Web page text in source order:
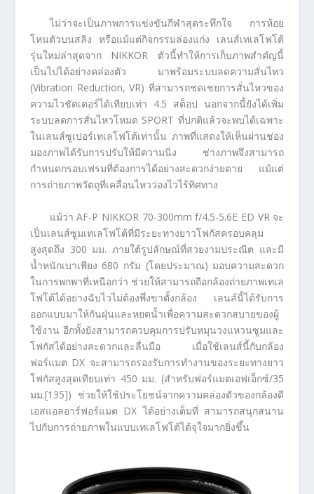
ไม่ว่าจะเป็นภาพการแข่งขันกีฬาสุดระทึกใจ การห้อย
โหนตัวบนสลิง หรือแม้แต่กิจกรรมล่องแก่ง เลนส์เทเลโฟโต้
รุ่นใหม่ล่าสุดจาก NIKKOR ตัวนี้ทำให้การเก็บภาพสำคํญนี้
เป็นไปได้อย่างคล่องตัว มาพร้อมระบบลดความสั่นไหว
(Vibration Reduction, VR) ที่สามารถชดเชยการสั่นไหวของ
ความไวชัตเตอร์ได้เทียบเท่า 4.5 สต็อป นอกจากนี้ยังได้เพิ่ม
ระบบลดการสั่นไหวโหมด SPORT ที่ปกติแล้วจะพบได้เฉพาะ
ในเลนส์ซูเปอร์เทเลโฟโต้เท่านั้น ภาพที่แสดงให้เห็นผ่านช่อง
มองภาพได้รับการปรับให้มีความนิ่ง ช่างภาพจึงสามารถ
กำหนดกรอบเฟรมที่ต้องการได้อย่างสะดวกง่ายดาย แม้แต่
การถ่ายภาพวัตถุที่เคลื่อนไหวว่องไวไร้ทิศทาง
แม้ว่า AF-P NIKKOR 70-300mm f/4.5-5.6E ED VR จะ
เป็นเลนส์ซูมเทเลโฟโต้ที่มีระยะทางยาวโฟกัสครอบคลุม
สูงสุดถึง 300 มม. ภายใต้รูปลักษณ์ที่สวยงามประณีต และมี
น้ำหนักเบาเพียง 680 กรัม (โดยประมาณ) มอบความสะดวก
ในการพกพาที่เหนือกว่า ช่วยให้สามารถถือกล้องถ่ายภาพเทเล
โฟโต้ได้อย่างฉับไวไม่ต้องพึ่งขาตั้งกล้อง เลนส์นี้ได้รับการ
ออกแบบมาให้กันฝุ่นและหยดน้ำเพื่อความสะดวกสบายของผู้
ใช้งาน อีกทั้งยังสามารถควบคุมการปรับหมุนวงแหวนซูมและ
โฟกัสได้อย่างสะดวกและลื่นมือ เมื่อใช้เลนส์นี้กับกล้อง
ฟอร์แมต DX จะสามารถรองรับการทำงานของระยะทางยาว
โฟกัสสูงสุดเทียบเท่า 450 มม. (สำหรับฟอร์แมตเอฟเอ็กซ์/35
มม.[135]) ช่วยให้ใช้ประโยชน์จากความคล่องตัวของกล้องดี
เอสแอลอาร์ฟอร์แมต DX ได้อย่างเต็มที่ สามารถสนุกสนาน
ไปกับการถ่ายภาพในแบบเทเลโฟโต้ได้จุใจมากยิ่งขึ้น